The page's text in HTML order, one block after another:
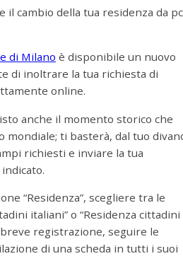
il cambio della tua residenza da pc
di Milano è disponibile un nuovo
di inoltrare la tua richiesta di
online.
anche il momento storico che
mondiale; ti basterà, dal tuo
richiesti e inviare la tua
“Residenza”, scegliere tra le
italiani” o “Residenza cittadini
registrazione, seguire le
di una scheda in tutti i suoi